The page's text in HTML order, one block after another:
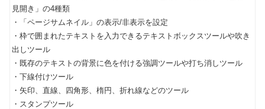
見開き」の4種類
・「ページサムネイル」の表示/非表示を設定
・枠で囲まれたテキストを入力できるテキストボックスツールや吹き
出しツール
・既存のテキストの背景に色を付ける強調ツールや打ち消しツール
・下線付けツール
・矢印、直線、四角形、楕円、折れ線などのツール
・スタンプツール